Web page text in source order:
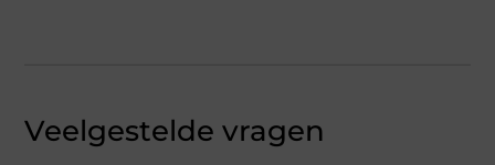
Veelgestelde vragen